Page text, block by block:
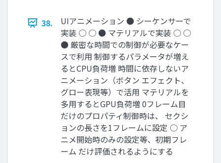
38.
UIアニメーション ● シーケンサーで
実装 ○ ○ ● マテリアルで実装 ○ ○
● 厳密な時間での制御が必要なケー
スで利用 制御するパラメータが増え
るとCPU負荷増 時間に依存しないア
ニメーション（ボタン エフェクト、
グロー表現等）で活用 マテリアルを
多用するとGPU負荷増 0フレーム目
だけのプロパティ制御時は、 セクシ
ョンの長さを1フレームに設定 ○ ア
ニメ開始時のみの設定等、初期フレ
ーム だけ評価されるようにする